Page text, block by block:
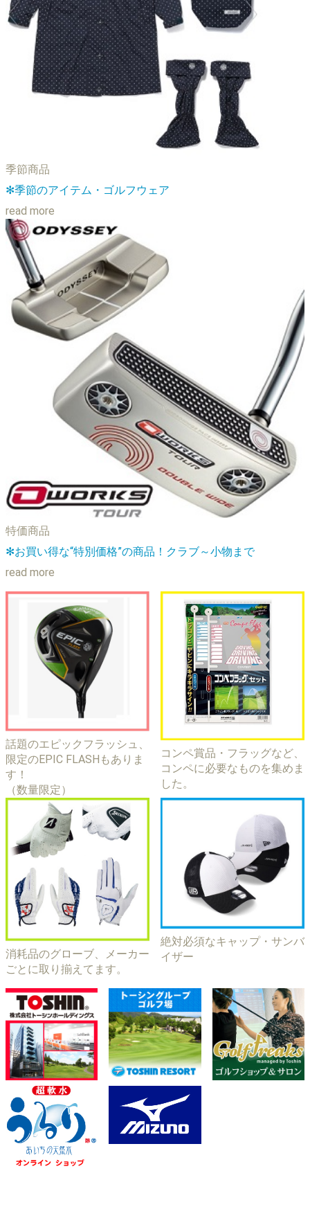
季節商品
✻季節のアイテム・ゴルフウェア
read more
特価商品
✻お買い得な“特別価格”の商品！クラブ～小物まで
read more
話題のエピックフラッシュ、
限定のEPIC FLASHもありま
す！
（数量限定）
コンペ賞品・フラッグなど、
コンペに必要なものを集めま
した。
消耗品のグローブ、メーカー
ごとに取り揃えてます。
絶対必須なキャップ・サンバ
イザー